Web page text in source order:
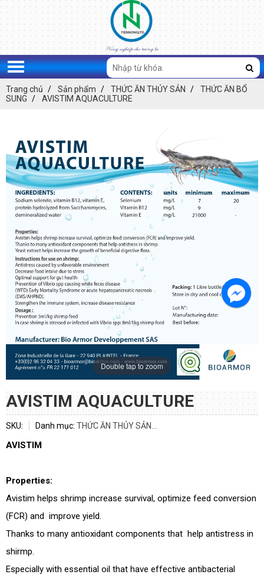
Trang chủ Sản phẩm THỨC ĂN THỦY SẢN
THỨC ĂN BỔ
SUNG
AVISTIM AQUACULTURE
Double tap to zoom
AVISTIM AQUACULTURE
SKU: Danh mục: THỨC ĂN THỦY SẢN...
AVISTIM
Properties:
Avistim helps shrimp increase survival, optimize feed conversion
(FCR) and improve yield.
Thanks to many antioxidant components that help antistress in
shirmp.
Especially with essential oil that have effective antibacterial